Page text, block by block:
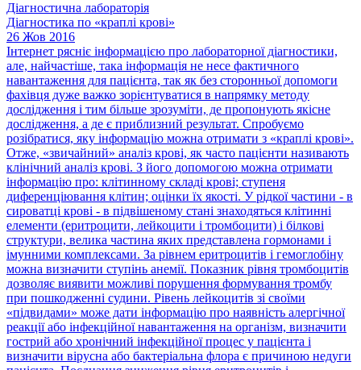
Діагностична лабораторія
Діагностика по «краплі крові»
26 Жов 2016
Інтернет рясніє інформацією про лабораторної діагностики,
але, найчастіше, така інформація не несе фактичного
навантаження для пацієнта, так як без сторонньої допомоги
фахівця дуже важко зорієнтуватися в напрямку методу
дослідження і тим більше зрозуміти, де пропонують якісне
дослідження, а де є приблизний результат. Спробуємо
розібратися, яку інформацію можна отримати з «краплі крові».
Отже, «звичайний» аналіз крові, як часто пацієнти називають
клінічний аналіз крові. З його допомогою можна отримати
інформацію про: клітинному складі крові; ступеня
диференціювання клітин; оцінки їх якості. У рідкої частини - в
сироватці крові - в підвішеному стані знаходяться клітинні
елементи (еритроцити, лейкоцити і тромбоцити) і білкові
структури, велика частина яких представлена гормонами і
імунними комплексами. За рівнем еритроцитів і гемоглобіну
можна визначити ступінь анемії. Показник рівня тромбоцитів
дозволяє виявити можливі порушення формування тромбу
при пошкодженні судини. Рівень лейкоцитів зі своїми
«підвидами» може дати інформацію про наявність алергічної
реакції або інфекційної навантаження на організм, визначити
гострий або хронічний інфекційної процес у пацієнта і
визначити вірусна або бактеріальна флора є причиною недуги